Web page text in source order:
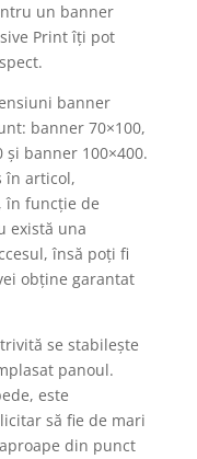
un banner
Print îți pot
banner
banner 70×100,
și banner 100×400.
în articol,
în funcție de
există una
însă poți fi
obține garantat
se stabilește
panoul.
este
să fie de mari
din punct